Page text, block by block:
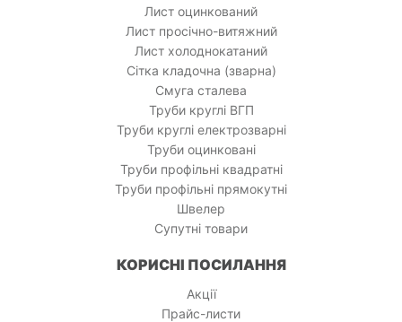
Лист оцинкований
Лист просічно-витяжний
Лист холоднокатаний
Сітка кладочна (зварна)
Смуга сталева
Труби круглі ВГП
Труби круглі електрозварні
Труби оцинковані
Труби профільні квадратні
Труби профільні прямокутні
Швелер
Супутні товари
КОРИСНІ ПОСИЛАННЯ
Акції
Прайс-листи